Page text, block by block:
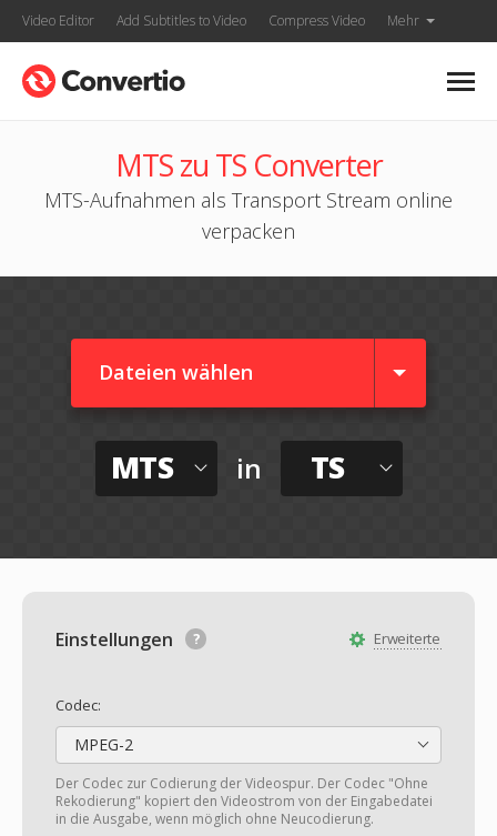
Video Editor Add Subtitles to Video Compress Video Mehr
MTS zu TS Converter
MTS-Aufnahmen als Transport Stream online
verpacken
Dateien wählen
MTS in TS
Erweiterte
Einstellungen
Codec:
MPEG-2
Der Codec zur Codierung der Videospur. Der Codec "Ohne
Rekodierung" kopiert den Videostrom von der Eingabedatei
in die Ausgabe, wenn möglich ohne Neucodierung.